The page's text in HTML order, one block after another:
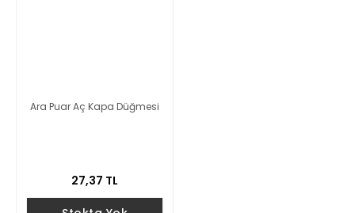
Ara Puar Aç Kapa Düğmesi
27,37 TL